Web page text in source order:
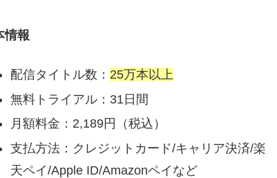
情報
配信タイトル数： 25万本以上
無料トライアル：31日間
月額料金：2,189円（税込）
支払方法：クレジットカード/キャリア決済/楽
天ペイ/Apple ID/Amazonペイなど